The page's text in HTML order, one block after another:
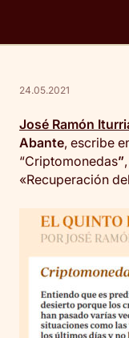
24.05.2021
José Ramón
Abante, escribe
“Criptomonedas”
«Recuperación